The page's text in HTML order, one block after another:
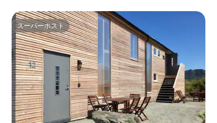
スーパーホスト
スーパーホスト